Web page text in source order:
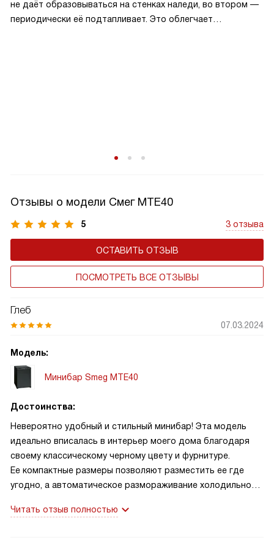
не даёт образовываться на стенках наледи, во втором —
периодически её подтапливает. Это облегчает
Отзывы о модели Смег MTE40
5 3 отзыва
ОСТАВИТЬ ОТЗЫВ
ПОСМОТРЕТЬ ВСЕ ОТЗЫВЫ
Глеб
07.03.2024
Модель:
Минибар Smeg MTE40
Достоинства:
Невероятно удобный и стильный минибар! Эта модель
идеально вписалась в интерьер моего дома благодаря
своему классическому черному цвету и фурнитуре.
Ее компактные размеры позволяют разместить ее где
угодно, а автоматическое размораживание холодильной
удобство использования: регулируемые полки
Читать отзыв полностью